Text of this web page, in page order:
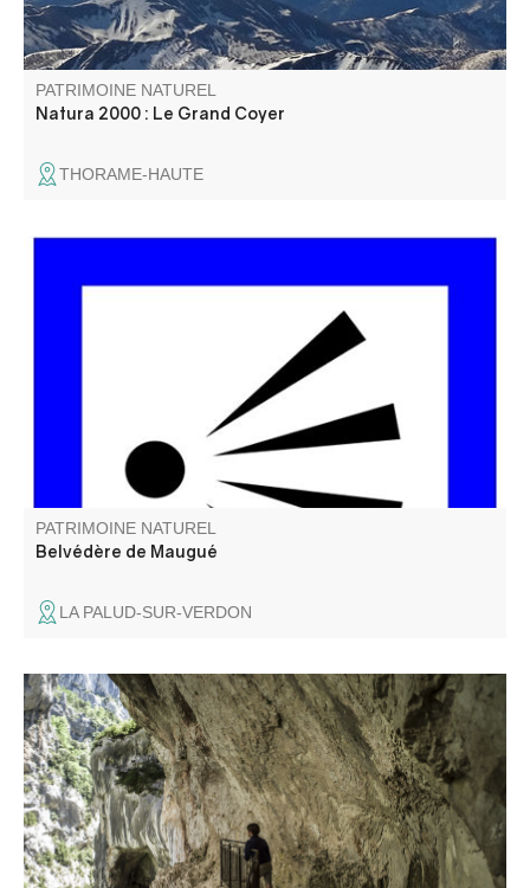
PATRIMOINE NATUREL
Natura 2000 : Le Grand Coyer
THORAME-HAUTE
Un beau point de vue sur l'un des plus grand Canyon
d'Europe, direction le fameux Chalet de la Maline.
PATRIMOINE NATUREL
Belvédère de Maugué
LA PALUD-SUR-VERDON
Située à la fin du Sentier Blanc-Martel et au début du
sentier du Couloir Samson, cette baume au milieu du
tunnel du Baou offre l'une des vues les plus sauvages des
Gorges du Verdon.